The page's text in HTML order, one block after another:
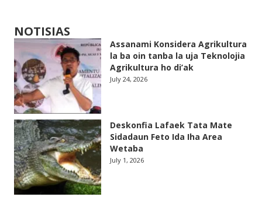
NOTISIAS
Assanami Konsidera Agrikultura
la ba oin tanba la uja Teknolojia
Agrikultura ho di’ak
July 24, 2026
Deskonfia Lafaek Tata Mate
Sidadaun Feto Ida Iha Area
Wetaba
July 1, 2026